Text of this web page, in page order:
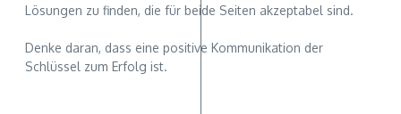
Lösungen zu finden, die für beide Seiten akzeptabel sind.
Denke daran, dass eine positive Kommunikation der
Schlüssel zum Erfolg ist.